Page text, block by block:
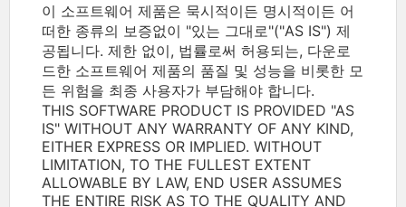
이 소프트웨어 제품은 묵시적이든 명시적이든 어
떠한 종류의 보증없이 "있는 그대로"("AS IS") 제
공됩니다. 제한 없이, 법률로써 허용되는, 다운로
드한 소프트웨어 제품의 품질 및 성능을 비롯한 모
든 위험을 최종 사용자가 부담해야 합니다.
THIS SOFTWARE PRODUCT IS PROVIDED "AS
IS" WITHOUT ANY WARRANTY OF ANY KIND,
EITHER EXPRESS OR IMPLIED. WITHOUT
LIMITATION, TO THE FULLEST EXTENT
ALLOWABLE BY LAW, END USER ASSUMES
THE ENTIRE RISK AS TO THE QUALITY AND